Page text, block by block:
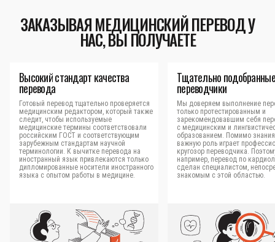
ЗАКАЗЫВАЯ МЕДИЦИНСКИЙ ПЕРЕВОД У
НАС, ВЫ ПОЛУЧАЕТЕ
Высокий стандарт качества
перевода
Готовый перевод тщательно проверяется
медицинским редактором, который также
следит, чтобы используемые
медицинские термины соответствовали
российским ГОСТ и соответствующим
зарубежным стандартам научной
терминологии. К вычитке перевода на
иностранный язык привлекаются только
дипломированные носители иностранного
языка с опытом работы в медицине.
Тщательно подобранные
переводчики
Мы доверяем выполнение
только протестированным и
зарекомендовавшим себя
с медицинским и
образованием. Помимо
важную роль играет
кругозор переводчика.
например, перевод по
сделан специалистом,
знакомым с этой областью.